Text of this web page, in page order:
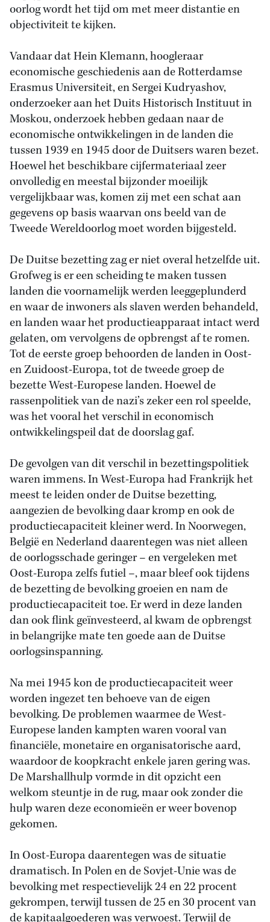
oorlog wordt het tijd om met meer distantie en
objectiviteit te kijken.
Vandaar dat Hein Klemann, hoogleraar
economische geschiedenis aan de Rotterdamse
Erasmus Universiteit, en Sergei Kudryashov,
onderzoeker aan het Duits Historisch Instituut in
Moskou, onderzoek hebben gedaan naar de
economische ontwikkelingen in de landen die
tussen 1939 en 1945 door de Duitsers waren bezet.
Hoewel het beschikbare cijfermateriaal zeer
onvolledig en meestal bijzonder moeilijk
vergelijkbaar was, komen zij met een schat aan
gegevens op basis waarvan ons beeld van de
Tweede Wereldoorlog moet worden bijgesteld.
De Duitse bezetting zag er niet overal hetzelfde uit.
Grofweg is er een scheiding te maken tussen
landen die voornamelijk werden leeggeplunderd
en waar de inwoners als slaven werden behandeld,
en landen waar het productieapparaat intact werd
gelaten, om vervolgens de opbrengst af te romen.
Tot de eerste groep behoorden de landen in Oost-
en Zuidoost-Europa, tot de tweede groep de
bezette West-Europese landen. Hoewel de
rassenpolitiek van de nazi’s zeker een rol speelde,
was het vooral het verschil in economisch
ontwikkelingspeil dat de doorslag gaf.
De gevolgen van dit verschil in bezettingspolitiek
waren immens. In West-Europa had Frankrijk het
meest te leiden onder de Duitse bezetting,
aangezien de bevolking daar kromp en ook de
productiecapaciteit kleiner werd. In Noorwegen,
België en Nederland daarentegen was niet alleen
de oorlogsschade geringer – en vergeleken met
Oost-Europa zelfs futiel –, maar bleef ook tijdens
de bezetting de bevolking groeien en nam de
productiecapaciteit toe. Er werd in deze landen
dan ook flink geïnvesteerd, al kwam de opbrengst
in belangrijke mate ten goede aan de Duitse
oorlogsinspanning.
Na mei 1945 kon de productiecapaciteit weer
worden ingezet ten behoeve van de eigen
bevolking. De problemen waarmee de West-
Europese landen kampten waren vooral van
financiële, monetaire en organisatorische aard,
waardoor de koopkracht enkele jaren gering was.
De Marshallhulp vormde in dit opzicht een
welkom steuntje in de rug, maar ook zonder die
hulp waren deze economieën er weer bovenop
gekomen.
In Oost-Europa daarentegen was de situatie
dramatisch. In Polen en de Sovjet-Unie was de
bevolking met respectievelijk 24 en 22 procent
gekrompen, terwijl tussen de 25 en 30 procent van
de kapitaalgoederen was verwoest. Terwijl de